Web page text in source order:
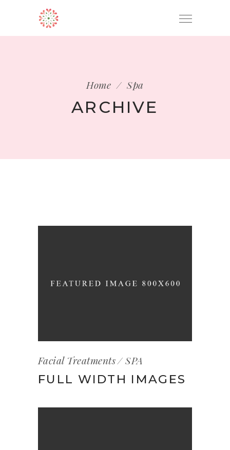
Home /Spa
ARCHIVE
Facial Treatments SPA
FULL WIDTH IMAGES
ENVÍO GRATUITO EN PEDIDOS MAYORES
OK